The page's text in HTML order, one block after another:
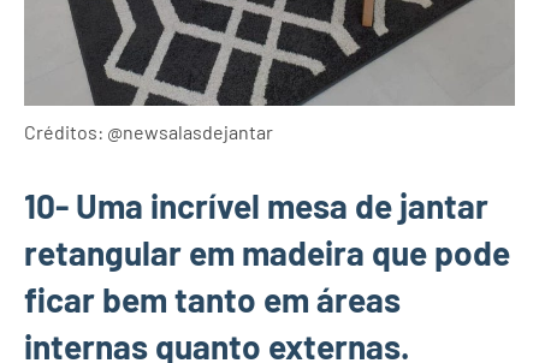
Créditos: @newsalasdejantar
10- Uma incrível mesa de jantar
retangular em madeira que pode
ficar bem tanto em áreas
internas quanto externas.